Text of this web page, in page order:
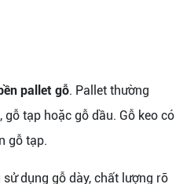
pallet gỗ. Pallet thường
tạp hoặc gỗ dầu. Gỗ keo có
gỗ tạp.
dụng gỗ dày, chất lượng rõ